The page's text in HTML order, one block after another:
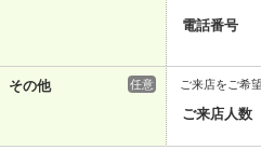
電話番号
その他 任意 ご来店をご希
ご来店人数